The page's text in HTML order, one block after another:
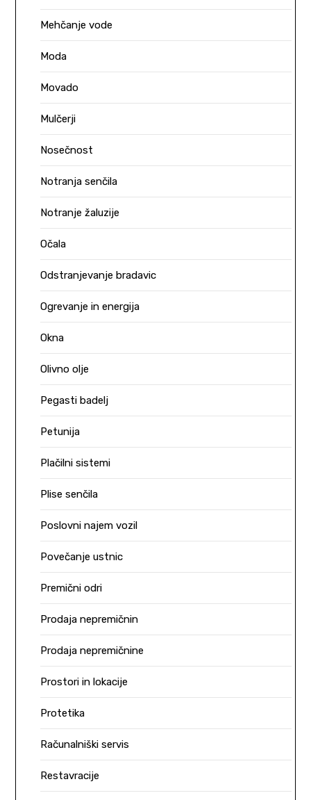
Mehčanje vode
Moda
Movado
Mulčerji
Nosečnost
Notranja senčila
Notranje žaluzije
Očala
Odstranjevanje bradavic
Ogrevanje in energija
Okna
Olivno olje
Pegasti badelj
Petunija
Plačilni sistemi
Plise senčila
Poslovni najem vozil
Povečanje ustnic
Premični odri
Prodaja nepremičnin
Prodaja nepremičnine
Prostori in lokacije
Protetika
Računalniški servis
Restavracije